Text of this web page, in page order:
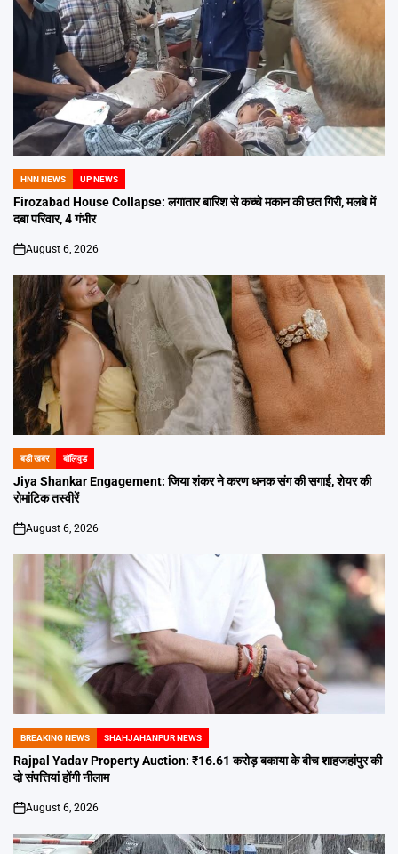
POSTED
IN
HNN NEWS UP NEWS
Firozabad House Collapse: लगातार बारिश से कच्चे मकान की छत गिरी, मलबे में
दबा परिवार, 4 गंभीर
on
August 6, 2026
POSTED
IN
बड़ी खबर बॉलिवुड
Jiya Shankar Engagement: जिया शंकर ने करण धनक संग की सगाई, शेयर की
रोमांटिक तस्वीरें
on
August 6, 2026
POSTED
IN
BREAKING NEWS SHAHJAHANPUR NEWS
Rajpal Yadav Property Auction: ₹16.61 करोड़ बकाया के बीच शाहजहांपुर की
दो संपत्तियां होंगी नीलाम
on
August 6, 2026